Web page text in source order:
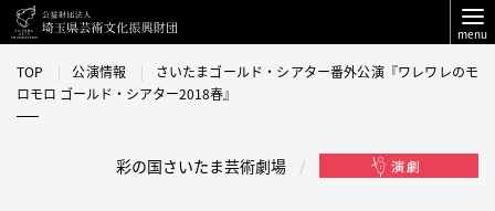
menu
TOP 公演情報
さいたまゴールド・シアター番外公演『ワレワレのモ
ロモロ ゴールド・シアター2018春』
彩の国さいたま芸術劇場